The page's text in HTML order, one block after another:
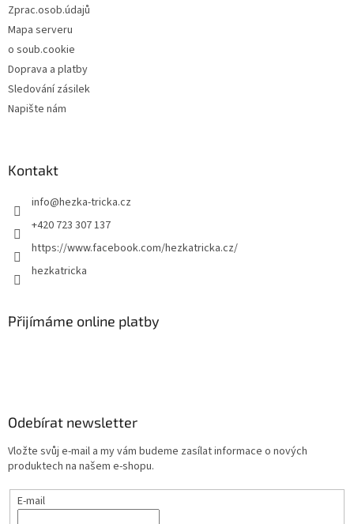
Zprac.osob.údajů
Mapa serveru
o soub.cookie
Doprava a platby
Sledování zásilek
Napište nám
Kontakt
info@hezka-tricka.cz
+420 723 307 137
https://www.facebook.com/hezkatricka.cz/
hezkatricka
Přijímáme online platby
Odebírat newsletter
Vložte svůj e-mail a my vám budeme zasílat informace o nových
produktech na našem e-shopu.
E-mail